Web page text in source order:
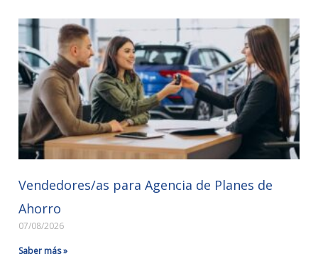
Vendedores/as para Agencia de Planes de
Ahorro
07/08/2026
Saber más »